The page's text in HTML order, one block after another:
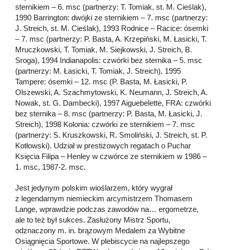
sternikiem – 6. msc (partnerzy: T. Tomiak, st. M. Cieślak),
1990 Barrington: dwójki ze sternikiem – 7. msc (partnerzy:
J. Streich, st. M. Cieślak), 1993 Rodnice – Racice: ósemki
– 7. msc (partnerzy: P. Basta, A. Krzepiński, M. Łasicki, T.
Mruczkowski, T. Tomiak, M. Siejkowski, J. Streich, B.
Sroga), 1994 Indianapolis: czwórki bez sternika – 5. msc
(partnerzy: M. Łasicki, T. Tomiak, J. Streich), 1995
Tampere: ósemki – 12. msc (P. Basta, M. Łasicki, P.
Olszewski, A. Szachmytowski, K. Neumann, J. Streich, A.
Nowak, st. G. Dambecki), 1997 Aiguebelette, FRA: czwórki
bez sternika – 8. msc (partnerzy: P. Basta, M. Łasicki, J.
Streich), 1998 Kolonia: czwórki ze sternikiem – 7. msc
(partnerzy: S. Kruszkowski, R. Smoliński, J. Streich, st. P.
Kotłowski). Udział w prestiżowych regatach o Puchar
Księcia Filipa – Henley w czwórce ze sternikiem w 1986 –
1. msc, 1987-2. msc.
Jest jedynym polskim wioślarzem, który wygrał
z legendarnym niemieckim arcymistrzem Thomasem
Lange, wprawdzie podczas zawodów na… ergometrze,
ale to też był sukces. Zasłużony Mistrz Sportu,
odznaczony m. in. brązowym Medalem za Wybitne
Osiągnięcia Sportowe. W plebiscycie na najlepszego